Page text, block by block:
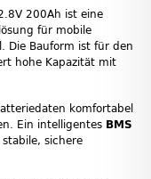
200Ah ist eine
für mobile
Die Bauform ist für den
hohe Kapazität mit
komfortabel
Ein intelligentes BMS
sichere